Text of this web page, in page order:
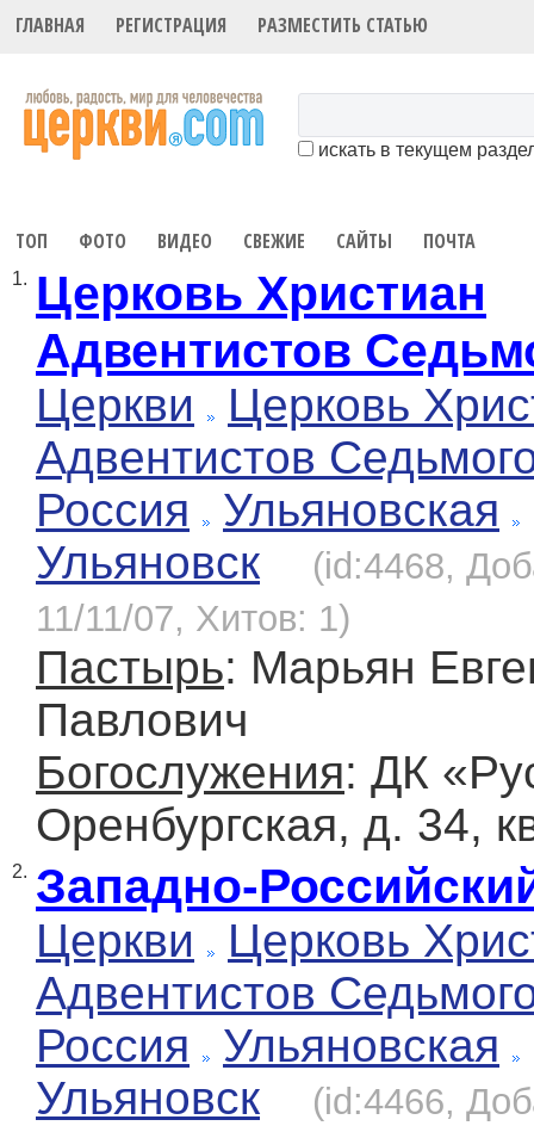
ГЛАВНАЯ РЕГИСТРАЦИЯ РАЗМЕСТИТЬ СТАТЬЮ
искать в текущем
ТОП ФОТО ВИДЕО СВЕЖИЕ САЙТЫ ПОЧТА
1. Церковь Христиан
Адвентистов
Церкви
Церковь
Адвентистов
Россия
Ульяновская
Ульяновск
(id:4468,
11/11/07, Хитов: 1)
Пастырь: Марьян
Павлович
Богослужения: ДК
Оренбургская, д. 34,
2. Западно-
Церкви
Церковь
Адвентистов
Россия
Ульяновская
Ульяновск
(id:4466,